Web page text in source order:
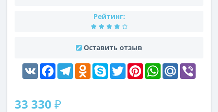
Рейтинг:
Оставить отзыв
VK FacebookTelegramOdnoklassniki
Skype Twitter PinterestWhatsAppMail.Ru
33 330 ₽